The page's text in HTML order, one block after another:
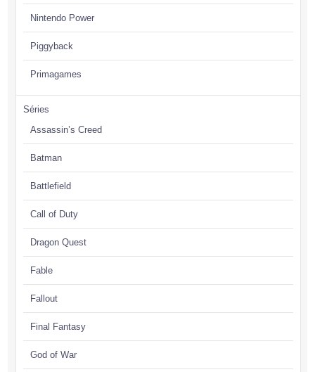
Nintendo Power
Piggyback
Primagames
Séries
Assassin’s Creed
Batman
Battlefield
Call of Duty
Dragon Quest
Fable
Fallout
Final Fantasy
God of War